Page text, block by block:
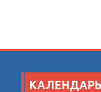
КАЛЕНДАРЬ